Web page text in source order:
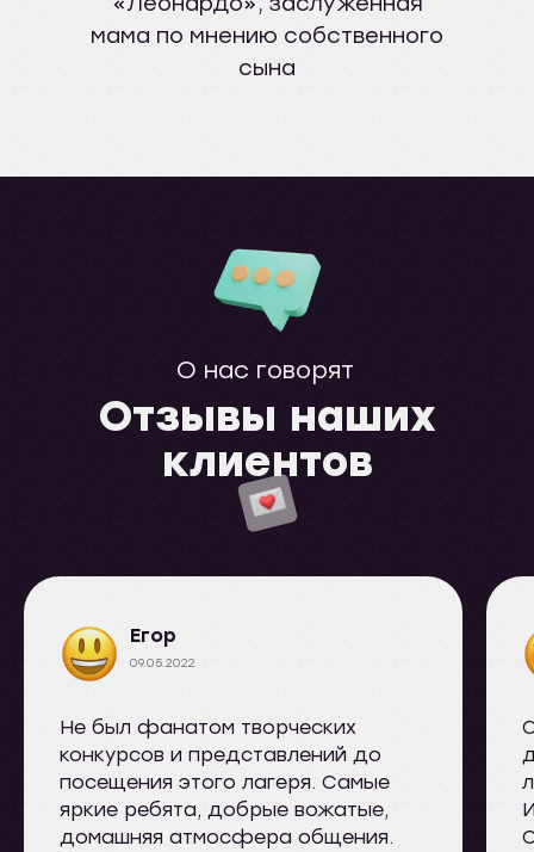
мама по мнению собственного
сына
О нас говорят
Отзывы наших
клиентов
Егор
09.05.2022
Не был фанатом творческих
конкурсов и представлений до
посещения этого лагеря. Самые
яркие ребята, добрые вожатые,
домашняя атмосфера общения.